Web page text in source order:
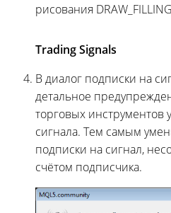
рисования
Trading Signals
В диалог подписки на
детальное
торговых инструментов
сигнала. Тем самым
подписки на сигнал,
счётом подписчика.